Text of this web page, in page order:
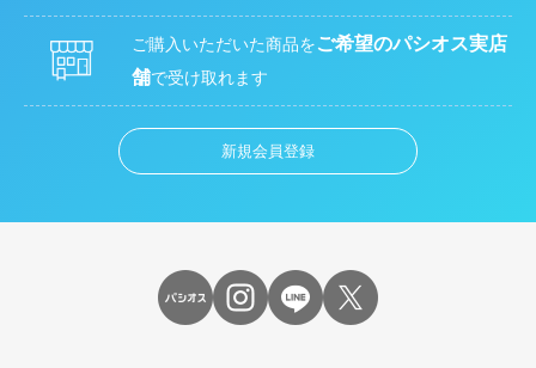
ご購入いただいた商品をご希望のパシオス実店
舗で受け取れます
新規会員登録